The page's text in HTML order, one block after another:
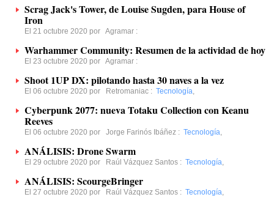
Scrag Jack's Tower, de Louise Sugden, para House of
Iron
El 21 octubre 2020 por Agramar :
Warhammer Community: Resumen de la actividad de hoy
El 23 octubre 2020 por Agramar :
Shoot 1UP DX: pilotando hasta 30 naves a la vez
El 06 octubre 2020 por Retromaniac : Tecnología,
Cyberpunk 2077: nueva Totaku Collection con Keanu
Reeves
El 06 octubre 2020 por Jorge Farinós Ibáñez : Tecnología,
ANÁLISIS: Drone Swarm
El 29 octubre 2020 por Raúl Vázquez Santos : Tecnología,
ANÁLISIS: ScourgeBringer
El 27 octubre 2020 por Raúl Vázquez Santos : Tecnología,